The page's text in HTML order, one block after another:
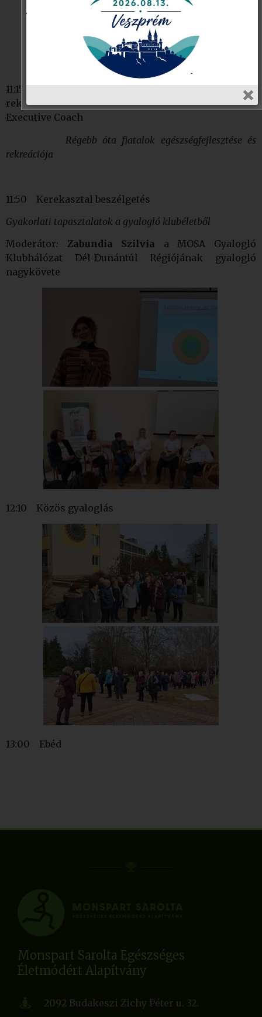
11:15
egészségfejlesztő,
rekreáció szervező, edző, jógaoktató LIFE Business
Executive Coach
Régebb óta fiatalok egészségfejlesztése és
rekreációja
11:50 Kerekasztal beszélgetés
Gyakorlati tapasztalatok a gyalogló klubéletből
Moderátor: Zabundia Szilvia a MOSA Gyalogló
Klubhálózat Dél-Dunántúl Régiójának gyalogló
nagykövete
12:10 Közös gyaloglás
13:00 Ebéd
Monspart Sarolta Egészséges
Életmódért Alapítvány
2092 Budakeszi Zichy Péter u. 32.